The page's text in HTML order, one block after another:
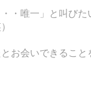
・唯一」と叫びた
お会いできること